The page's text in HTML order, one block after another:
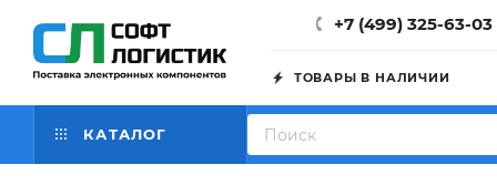
+7 (499) 325-63-03
ТОВАРЫ В НАЛИЧИИ
КАТАЛОГ